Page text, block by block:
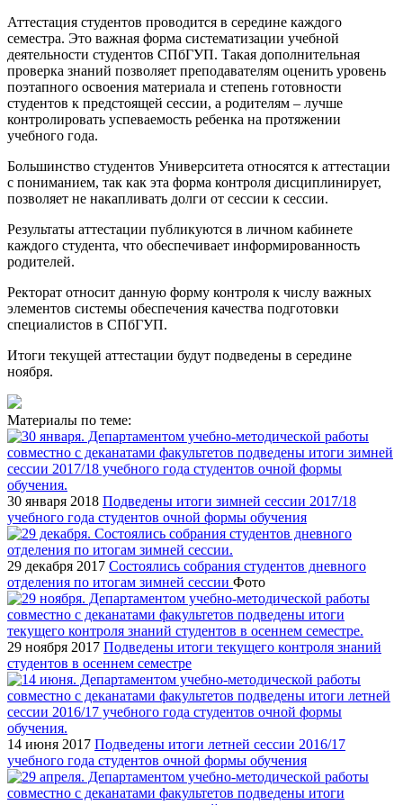
Аттестация студентов проводится в середине каждого
семестра. Это важная форма систематизации учебной
деятельности студентов СПбГУП. Такая дополнительная
проверка знаний позволяет преподавателям оценить уровень
поэтапного освоения материала и степень готовности
студентов к предстоящей сессии, а родителям – лучше
контролировать успеваемость ребенка на протяжении
учебного года.
Большинство студентов Университета относятся к аттестации
с пониманием, так как эта форма контроля дисциплинирует,
позволяет не накапливать долги от сессии к сессии.
Результаты аттестации публикуются в личном кабинете
каждого студента, что обеспечивает информированность
родителей.
Ректорат относит данную форму контроля к числу важных
элементов системы обеспечения качества подготовки
специалистов в СПбГУП.
Итоги текущей аттестации будут подведены в середине
ноября.
Материалы по теме:
30 января 2018 Подведены итоги зимней сессии 2017/18
учебного года студентов очной формы обучения
29 декабря 2017 Состоялись собрания студентов дневного
отделения по итогам зимней сессии Фото
29 ноября 2017 Подведены итоги текущего контроля знаний
студентов в осеннем семестре
14 июня 2017 Подведены итоги летней сессии 2016/17
учебного года студентов очной формы обучения